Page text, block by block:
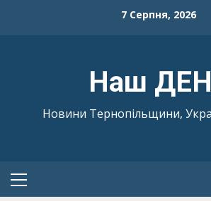
7 Серпня, 2026
Наш
Новини Тернопільщини,
Primary